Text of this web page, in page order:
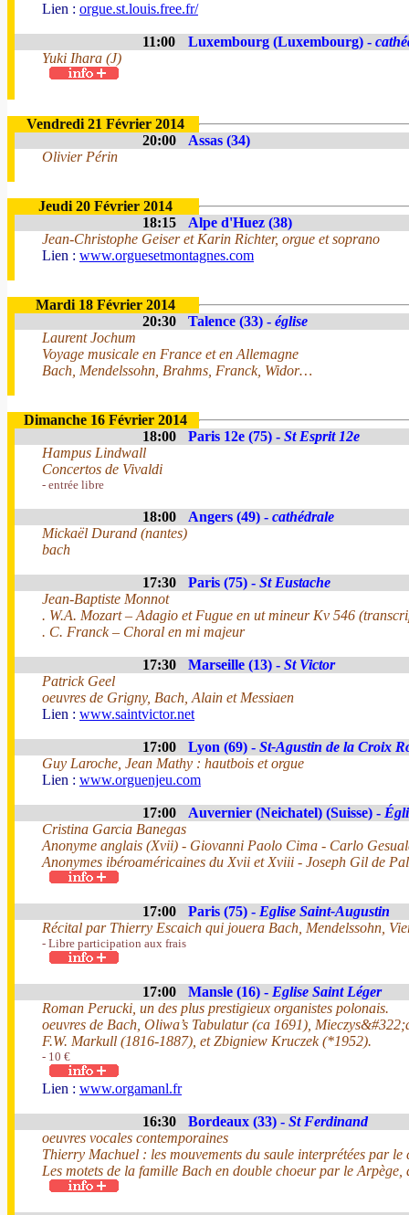
Lien : orgue.st.louis.free.fr/
11:00 Luxembourg (Luxembourg) -
Yuki Ihara (J)
Vendredi 21 Février 2014
20:00
Assas (34)
Olivier Périn
Jeudi 20 Février 2014
18:15
Alpe d'Huez (38)
Jean-Christophe Geiser et Karin Richter, orgue et soprano
Lien : www.orguesetmontagnes.com
Mardi 18 Février 2014
20:30
Talence (33) - église
Laurent Jochum
Voyage musicale en France et en Allemagne
Bach, Mendelssohn, Brahms, Franck, Widor…
Dimanche 16 Février 2014
18:00
Paris 12e (75) - St Esprit 12e
Hampus Lindwall
Concertos de Vivaldi
- entrée libre
18:00 Angers (49) - cathédrale
Mickaël Durand (nantes)
bach
17:30 Paris (75) - St Eustache
Jean-Baptiste Monnot
. W.A. Mozart – Adagio et Fugue en ut mineur Kv 546
. C. Franck – Choral en mi majeur
17:30 Marseille (13) - St Victor
Patrick Geel
oeuvres de Grigny, Bach, Alain et Messiaen
Lien : www.saintvictor.net
17:00 Lyon (69) - St-Agustin de la Croix
Guy Laroche, Jean Mathy : hautbois et orgue
Lien : www.orguenjeu.com
17:00 Auvernier (Neichatel) (Suisse) -
Cristina Garcia Banegas
Anonyme anglais (Xvii) - Giovanni Paolo Cima - Carlo
Anonymes ibéroaméricaines du Xvii et Xviii - Joseph Gil de
17:00 Paris (75) - Eglise Saint-Augustin
Récital par Thierry Escaich qui jouera Bach, Mendelssohn,
- Libre participation aux frais
17:00 Mansle (16) - Eglise Saint Léger
Roman Perucki, un des plus prestigieux organistes polonais.
oeuvres de Bach, Oliwa’s Tabulatur (ca 1691),
F.W. Markull (1816-1887), et Zbigniew Kruczek (*1952).
- 10 €
Lien : www.orgamanl.fr
16:30 Bordeaux (33) - St Ferdinand
oeuvres vocales contemporaines
Thierry Machuel : les mouvements du saule interprétées par le
Les motets de la famille Bach en double choeur par le